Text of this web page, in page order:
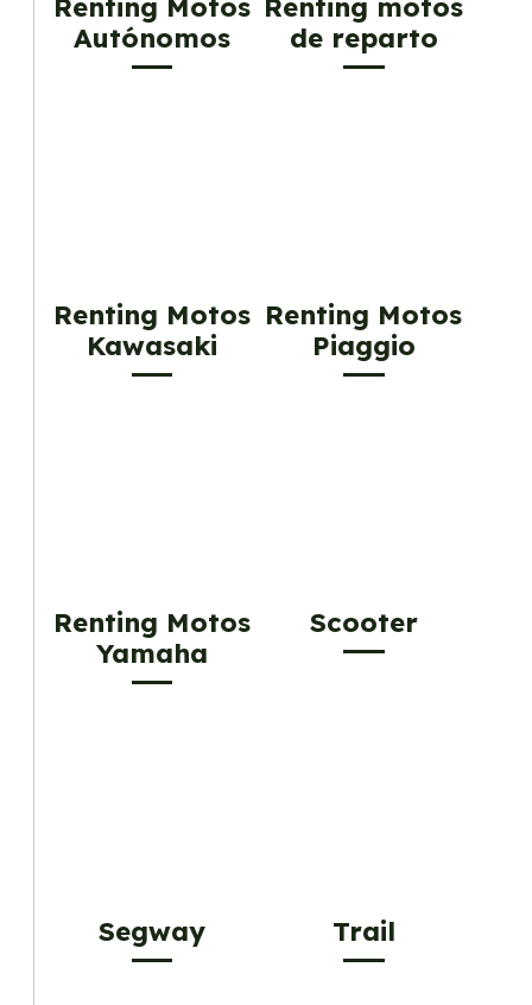
Autónomos
de reparto
Renting Motos
Kawasaki
Renting Motos
Piaggio
Renting Motos
Yamaha
Scooter
Segway Trail